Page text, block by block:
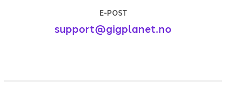
E-POST
support@gigplanet.no